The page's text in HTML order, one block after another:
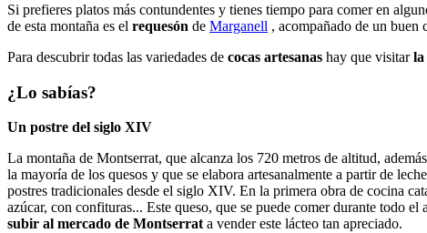
Si prefieres platos más contundentes y tienes tiempo para comer en
de esta montaña es el requesón de Marganell , acompañado de un buen
Para descubrir todas las variedades de cocas artesanas hay que visitarla
¿Lo sabías?
Un postre del siglo XIV
La montaña de Montserrat, que alcanza los 720 metros de altitud,
la mayoría de los quesos y que se elabora artesanalmente a partir de
postres tradicionales desde el siglo XIV. En la primera obra de cocina
azúcar, con confituras... Este queso, que se puede comer durante todo
subir al mercado de Montserrat a vender este lácteo tan apreciado.